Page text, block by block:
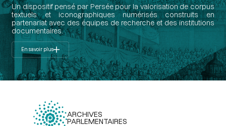
Un dispositif pensé par Persée pour la valorisation de corpus
textuels et iconographiques numérisés construits en
partenariat avec des équipes de recherche et des institutions
documentaires.
En savoir plus
ARCHIVES
PARLEMENTAIRES